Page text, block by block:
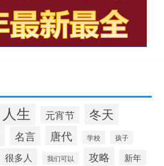
人生 元宵节 冬天
名言 唐代 学校 孩子
很多人 我们可以 攻略 新年